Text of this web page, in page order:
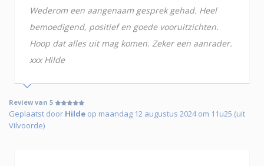
Wederom een aangenaam gesprek gehad. Heel
bemoedigend, positief en goede vooruitzichten.
Hoop dat alles uit mag komen. Zeker een aanrader.
xxx Hilde
Review van 5
Geplaatst door Hilde op maandag 12 augustus 2024 om 11u25 (uit
Vilvoorde)